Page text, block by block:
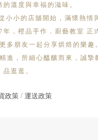
溫度與幸福的滋味。
小小的店舖開始，滿懷熱情
，橙品手作．廚藝教室 正
多朋友一起分享烘焙的樂趣
進，所細心醞釀而來，誠摯
品逛逛。
政策/ 運送政策